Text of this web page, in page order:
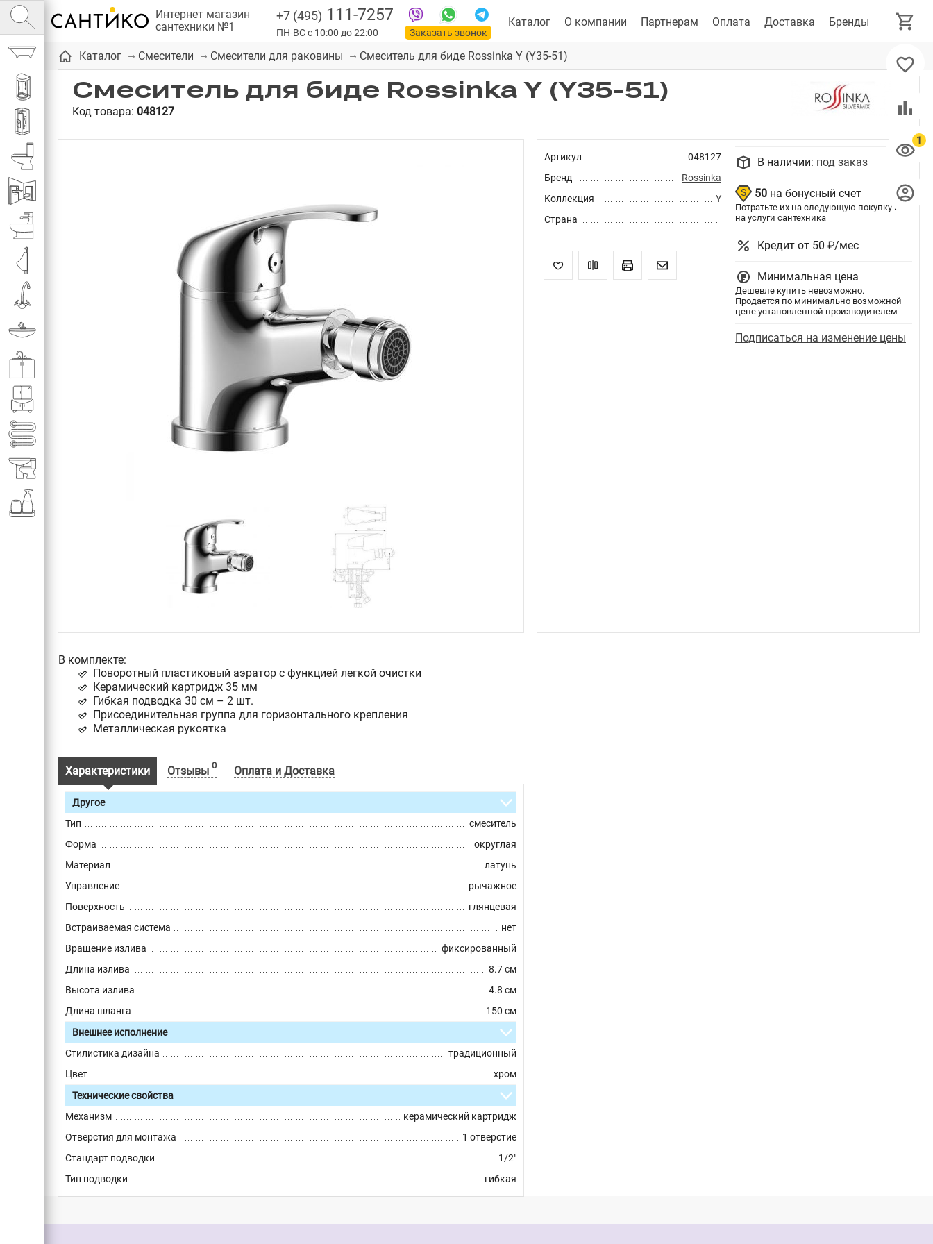
Интернет магазин
сантехники №1
+7 (495) 111-7257
ПН-ВС с 10:00 до 22:00
Заказать звонок
Ванны
Душевые кабины
Каталог О компании Партнерам Оплата Доставка Бренды
Каталог Смесители Смесители для раковины Смеситель для биде Rossinka Y (Y35-51)
Смеситель для биде Rossinka Y (Y35-51)
Код товара: 048127
Артикул
048127
Бренд
Rossinka
Коллекция
Y
Страна
В наличии: под заказ
50 на бонусный счет
Потратьте их на следующую покупку или
на услуги сантехника
Кредит от 50 ₽/мес
Минимальная цена
Дешевле купить невозможно.
Продается по минимально возможной
цене установленной производителем
Подписаться на изменение цены
В комплекте:
Поворотный пластиковый аэратор с функцией легкой очистки
Керамический картридж 35 мм
Гибкая подводка 30 см – 2 шт.
Присоединительная группа для горизонтального крепления
Металлическая рукоятка
Характеристики Отзывы 0 Оплата и Доставка
Другое
Тип
смеситель
Форма
округлая
Материал
латунь
Управление
рычажное
Поверхность
глянцевая
Встраиваемая система
нет
Вращение излива
фиксированный
Длина излива
8.7 см
Высота излива
4.8 см
Длина шланга
150 см
Внешнее исполнение
Стилистика дизайна
традиционный
Цвет
хром
Технические свойства
Механизм
керамический картридж
Отверстия для монтажа
1 отверстие
Стандарт подводки
1/2"
Тип подводки
гибкая